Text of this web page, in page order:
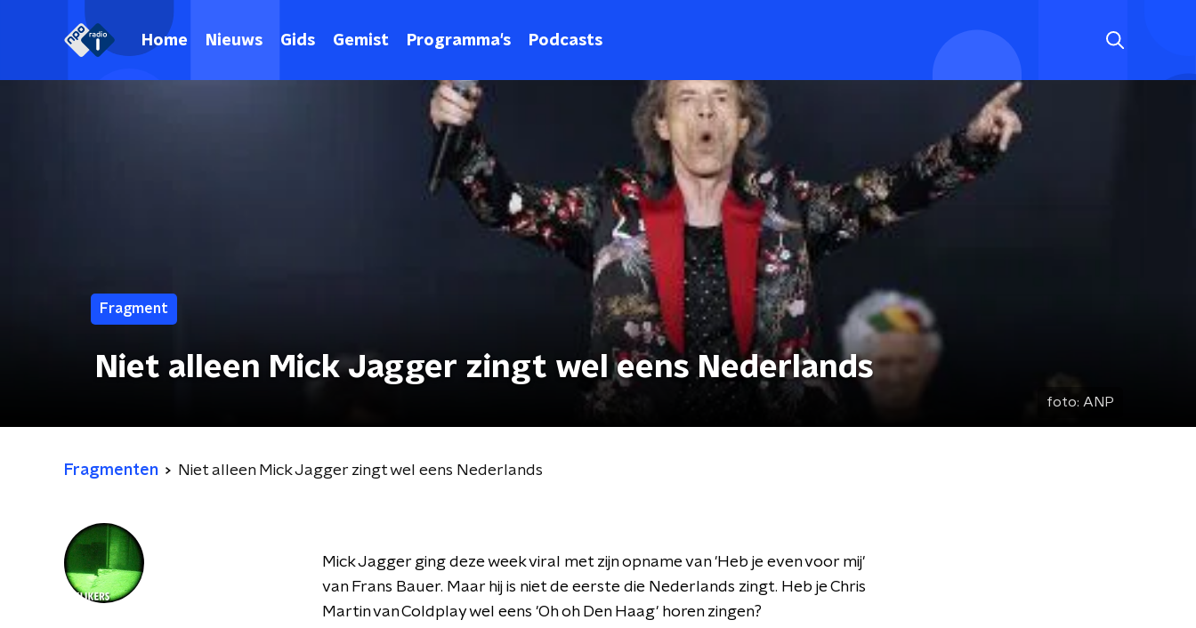
Home Nieuws Gids Gemist Programma's Podcasts
Fragment
Niet alleen Mick Jagger zingt wel eens Nederlands
foto: ANP
Fragmenten Niet alleen Mick Jagger zingt wel eens Nederlands
Mick Jagger ging deze week viral met zijn opname van 'Heb je even voor mij'
van Frans Bauer. Maar hij is niet de eerste die Nederlands zingt. Heb je Chris
Martin van Coldplay wel eens 'Oh oh Den Haag' horen zingen?